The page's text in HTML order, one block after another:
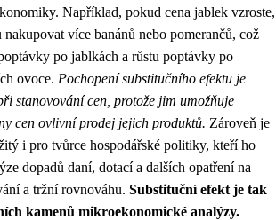
Například, pokud cena jablek vzroste,
nakupovat více banánů nebo pomerančů, což
po jablkách a růstu poptávky po
ovoce. Pochopení substitučního efektu je
stanovování cen, protože jim umožňuje
cen ovlivní prodej jejich produktů. Zároveň je
i pro tvůrce hospodářské politiky, kteří ho
dopadů daní, dotací a dalších opatření na
a tržní rovnováhu. Substituční efekt je tak
kamenů mikroekonomické analýzy.